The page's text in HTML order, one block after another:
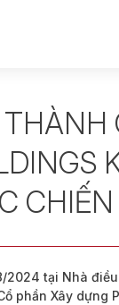
2024 tại Nhà
phần Xây dựng